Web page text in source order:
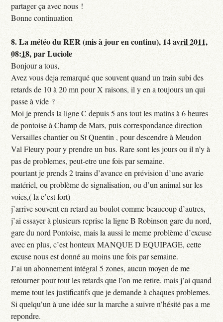
partager ça avec nous !
Bonne continuation
8.La météo du RER (mis à jour en continu), 14 avril 2011,
08:18,parLuciole
Bonjour a tous,
Avez vous deja remarqué que souvent quand un train subi des
retards de 10 à 20 mn pour X raisons, il y en a toujours un qui
passe à vide ?
Moi je prends la ligne C depuis 5 ans tout les matins à 6 heures
de pontoise à Champ de Mars, puis correspondance direction
Versailles chantier ou St Quentin , pour descendre à Meudon
Val Fleury pour y prendre un bus. Rare sont les jours ou il n’y à
pas de problemes, peut-etre une fois par semaine.
pourtant je prends 2 trains d’avance en prévision d’une avarie
matériel, ou problème de signalisation, ou d’un animal sur les
voies,( la c’est fort)
j’arrive souvent en retard au boulot comme beaucoup d’autres,
j’ai essayer à plusieurs reprise la ligne B Robinson gare du nord,
gare du nord Pontoise, mais la aussi le meme problème d’excuse
avec en plus, c’est honteux MANQUE D EQUIPAGE, cette
excuse nous est donné au moins une fois par semaine.
J’ai un abonnement intégral 5 zones, aucun moyen de me
retourner pour tout les retards que l’on me retire, mais j’ai quand
meme tout les justificatifs que je demande à chaques problemes.
Si quelqu’un à une idée sur la marche a suivre n’hésité pas a me
repondre.